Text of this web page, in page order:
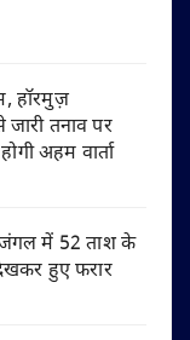
हॉरमुज़
तनाव पर
अहम वार्ता
जंगल में 52 ताश के
हुए फरार